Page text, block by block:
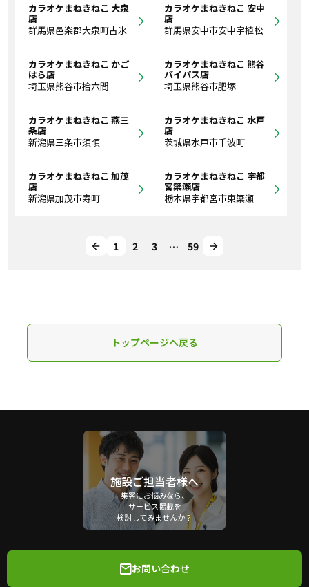
カラオケまねきねこ 大泉
店
群馬県邑楽郡大泉町古氷
カラオケまねきねこ 安中
店
群馬県安中市安中字植松
カラオケまねきねこ かご
はら店
埼玉県熊谷市拾六間
カラオケまねきねこ 熊谷
バイパス店
埼玉県熊谷市肥塚
カラオケまねきねこ 燕三
条店
新潟県三条市須頃
カラオケまねきねこ 水戸
店
茨城県水戸市千波町
カラオケまねきねこ 加茂
店
新潟県加茂市寿町
カラオケまねきねこ 宇都
宮簗瀬店
栃木県宇都宮市東簗瀬
1 2 3 … 59
トップページへ戻る
施設ご担当者様へ
集客にお悩みなら、
サービス掲載を
検討してみませんか？
お問い合わせ